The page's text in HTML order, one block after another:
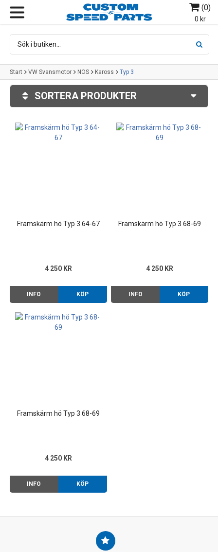
(0)
0 kr
Start VW Svansmotor NOS Kaross Typ 3
SORTERA PRODUKTER
Framskärm hö Typ 3 64-67
4 250 KR
INFO KÖP
Framskärm hö Typ 3 68-69
4 250 KR
INFO KÖP
Framskärm hö Typ 3 68-69
4 250 KR
INFO KÖP